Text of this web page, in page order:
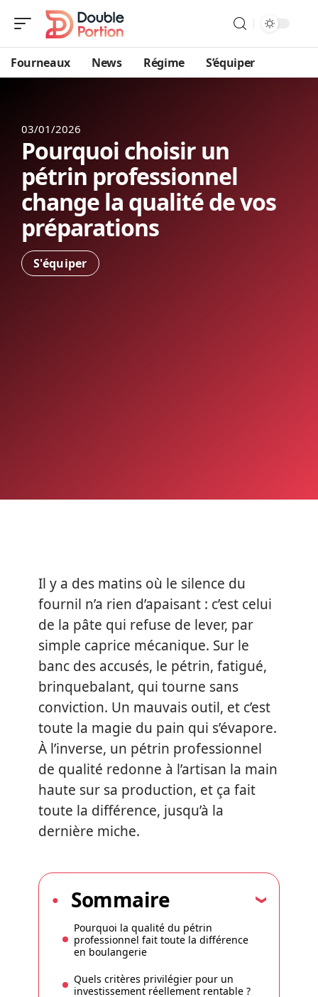
Fourneaux News Régime S’équiper
03/01/2026
Pourquoi choisir un
pétrin professionnel
change la qualité de vos
préparations
S'équiper
Il y a des matins où le silence du
fournil n’a rien d’apaisant : c’est celui
de la pâte qui refuse de lever, par
simple caprice mécanique. Sur le
banc des accusés, le pétrin, fatigué,
brinquebalant, qui tourne sans
conviction. Un mauvais outil, et c’est
toute la magie du pain qui s’évapore.
À l’inverse, un pétrin professionnel
de qualité redonne à l’artisan la main
haute sur sa production, et ça fait
toute la différence, jusqu’à la
dernière miche.
Sommaire
Pourquoi la qualité du pétrin
professionnel fait toute la différence
en boulangerie
Quels critères privilégier pour un
investissement réellement rentable ?